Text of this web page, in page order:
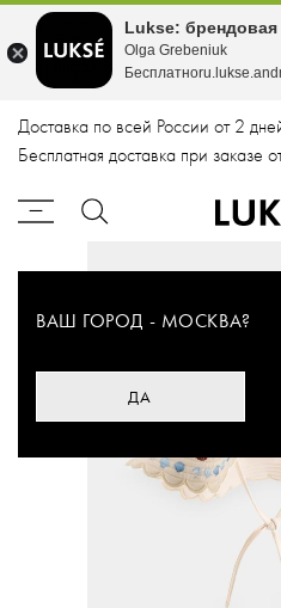
Доставка по всей России от 2
Бесплатная доставка при заказе
ВАШ ГОРОД - МОСКВА?
ДА
Lukse:
Olga Grebeniuk